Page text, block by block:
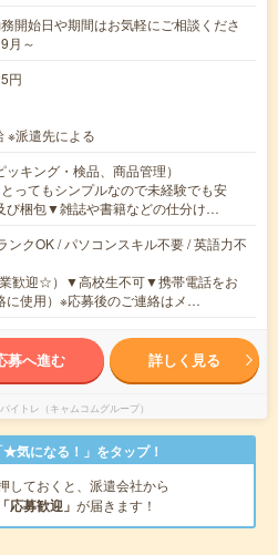
始日や期間はお気軽にご相談くださ
～
円
※派遣先による
キング・検品、商品管理）
ってもシンプルなので未経験でも安
び梱包▼雑誌や書籍などの仕分け…
ンクOK / パソコンスキル不要 / 英語力不
歓迎☆）▼高校生不可▼携帯電話をお
に使用）※応募後のご連絡はメ…
募へ進む 詳しく見る
イトレ（キャムコムグループ）
気になる！」をタップ！
しておくと、派遣会社から
「応募歓迎」 が届きます！